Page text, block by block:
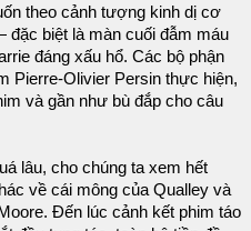
theo cảnh tượng kinh dị cơ
biệt là màn cuối đẫm máu
đáng xấu hổ. Các bộ phận
Pierre-Olivier Persin thực hiện,
và gần như bù đắp cho câu
lâu, cho chúng ta xem hết
về cái mông của Qualley và
Đến lúc cảnh kết phim táo